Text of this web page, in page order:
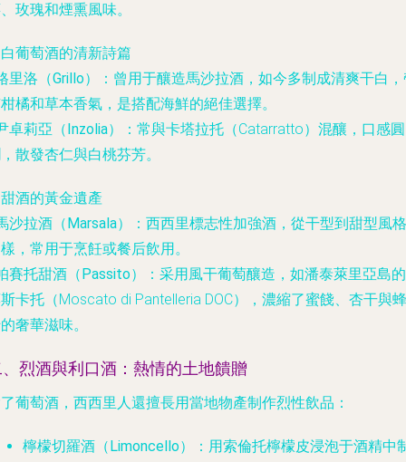
玫瑰和煙熏風味。
葡萄酒的清新詩篇
里洛（Grillo）
：曾用于釀造馬沙拉酒，如今多制成清爽干白
橘和草本香氣，是搭配海鮮的絕佳選擇。
卓莉亞（Inzolia）
：常與卡塔拉托（Catarratto）混釀，口感圓
散發杏仁與白桃芬芳。
酒的黃金遺產
沙拉酒（Marsala）
：西西里標志性加強酒，從干型到甜型風格
，常用于烹飪或餐后飲用。
賽托甜酒（Passito）
：采用風干葡萄釀造，如潘泰萊里亞島的
卡托（Moscato di Pantelleria DOC），濃縮了蜜餞、杏干與蜂
奢華滋味。
烈酒與利口酒：熱情的土地饋贈
葡萄酒，西西里人還擅長用當地物產制作烈性飲品：
檸檬切羅酒（Limoncello）
：用索倫托檸檬皮浸泡于酒精中